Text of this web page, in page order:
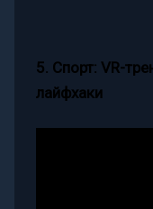
5. Спорт: VR-
лайфхаки